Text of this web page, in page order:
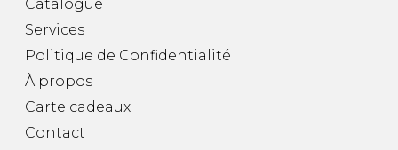
Catalogue
Services
Politique de Confidentialité
À propos
Carte cadeaux
Contact